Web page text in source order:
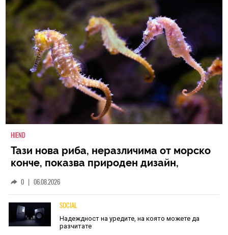
HIEND
Тази нова риба, неразличима от морско
конче, показва природен дизайн,
0 | 06.08.2026
SOCIAL
Надеждност на уредите, на която можете да
разчитате